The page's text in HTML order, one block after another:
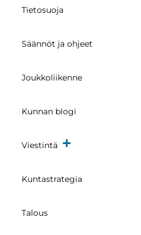
Tietosuoja
Säännöt ja ohjeet
Joukkoliikenne
Kunnan blogi
Viestintä
Kuntastrategia
Talous